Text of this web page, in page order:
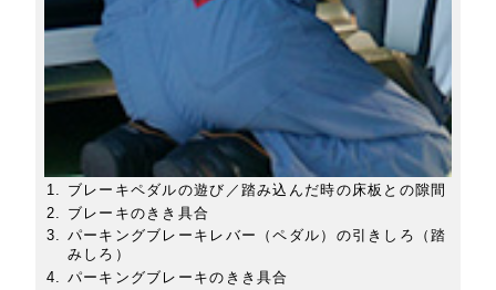
ブレーキペダルの遊び／踏み込んだ時の床板との隙間
ブレーキのきき具合
パーキングブレーキレバー（ペダル）の引きしろ（踏
みしろ）
パーキングブレーキのきき具合